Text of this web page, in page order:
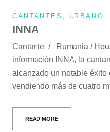
CANTANTES , URBANO
INNA
Cantante / Rumania /
información INNA, la
alcanzado un notable éxito
vendiendo más de cuatro
READ MORE